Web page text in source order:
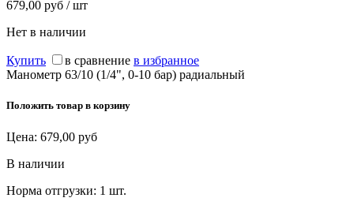
679,00 руб / шт
Нет в наличии
Купить в сравнение в избранное
Манометр 63/10 (1/4", 0-10 бар) радиальный
Положить товар в корзину
Цена: 679,00 руб
В наличии
Норма отгрузки: 1 шт.